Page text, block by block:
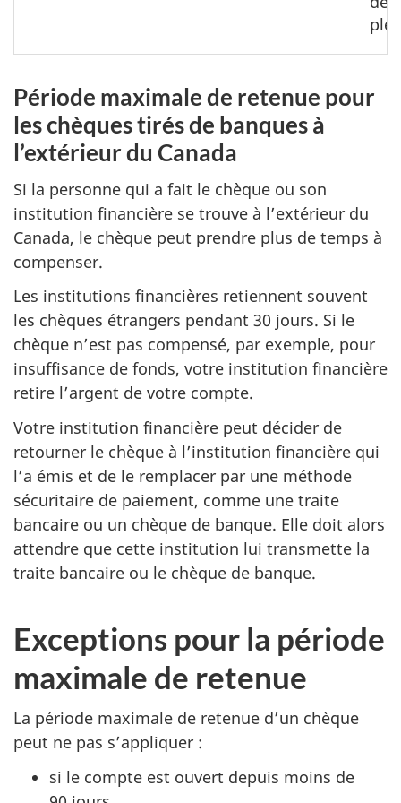
Période maximale de retenue pour
les chèques tirés de banques à
l’extérieur du Canada
Si la personne qui a fait le chèque ou son
institution financière se trouve à l’extérieur du
Canada, le chèque peut prendre plus de temps à
compenser.
Les institutions financières retiennent souvent
les chèques étrangers pendant 30 jours. Si le
chèque n’est pas compensé, par exemple, pour
insuffisance de fonds, votre institution financière
retire l’argent de votre compte.
Votre institution financière peut décider de
retourner le chèque à l’institution financière qui
l’a émis et de le remplacer par une méthode
sécuritaire de paiement, comme une traite
bancaire ou un chèque de banque. Elle doit alors
attendre que cette institution lui transmette la
traite bancaire ou le chèque de banque.
Exceptions pour la période
maximale de retenue
La période maximale de retenue d’un chèque
peut ne pas s’appliquer :
si le compte est ouvert depuis moins de